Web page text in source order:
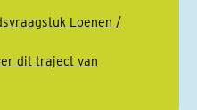
Loenen /
dit traject van